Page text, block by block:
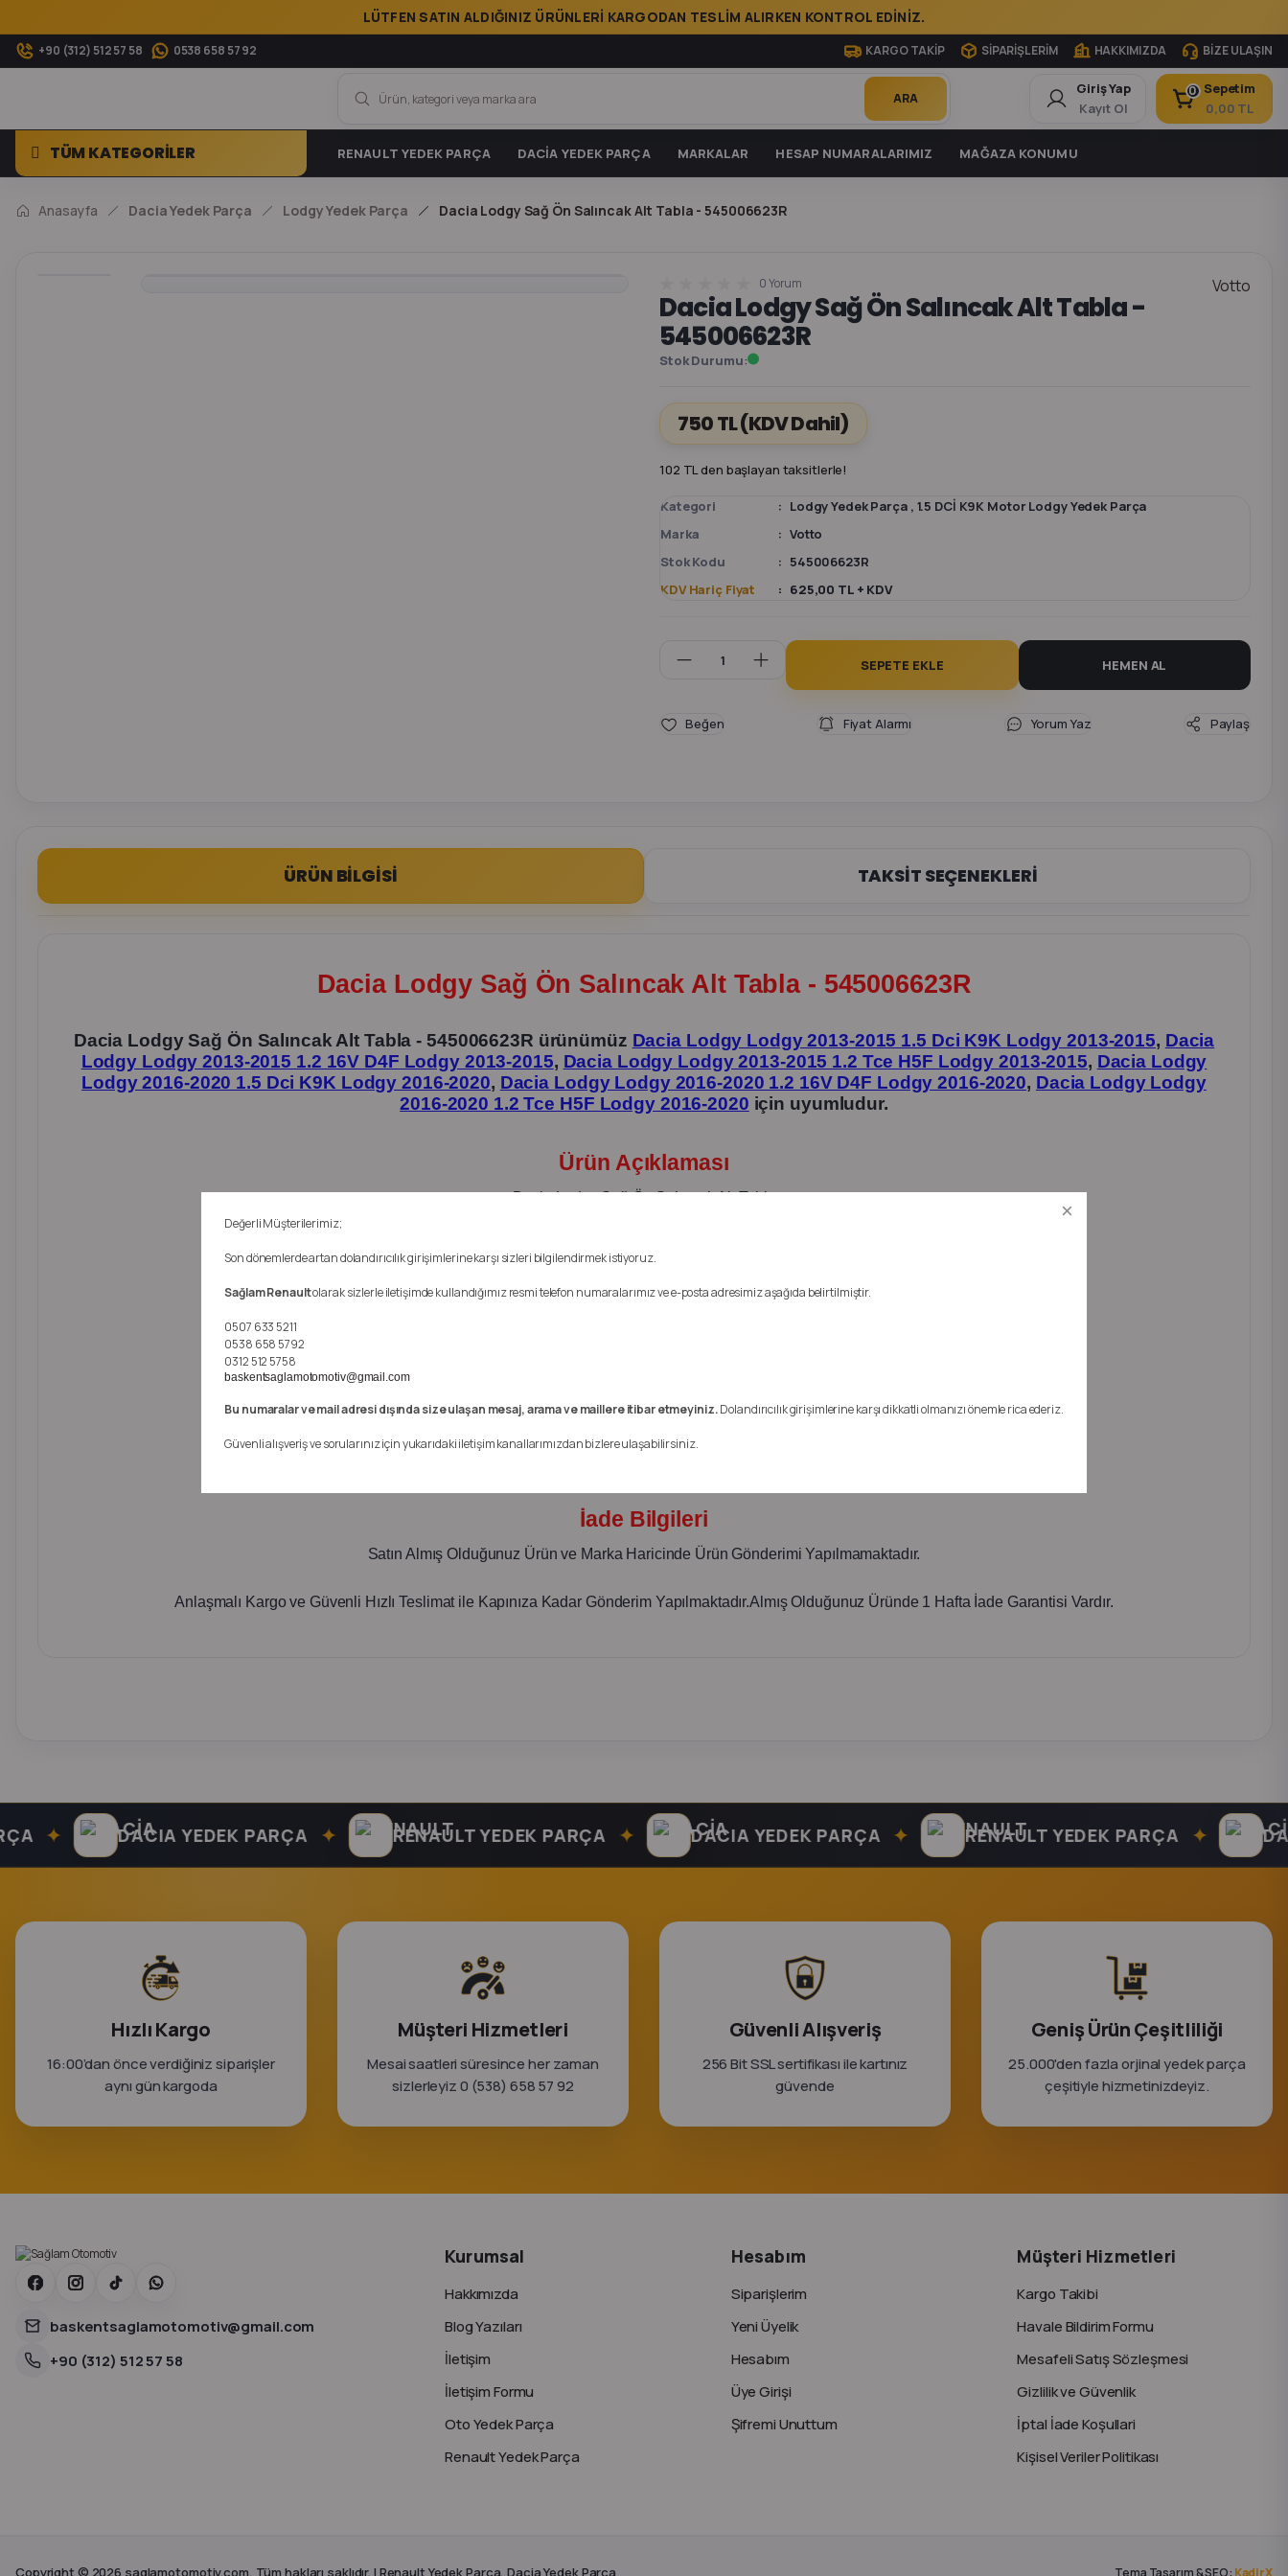
LÜTFEN SATIN ALDIĞINIZ ÜRÜNLERİ KARGODAN TESLİM ALIRKEN KONTROL EDİNİZ.
+90 (312) 512 57 58 0538 658 57 92 KARGO TAKİP SİPARİŞLERİM HAKKIMIZDA BİZE ULAŞIN
ARA
Giriş Yap
Kayıt Ol
0 Sepetim
0,00 TL
TÜM KATEGORİLER RENAULT YEDEK PARÇA DACİA YEDEK PARÇA MARKALAR HESAP NUMARALARIMIZ MAĞAZA KONUMU
Anasayfa Dacia Yedek Parça Lodgy Yedek Parça Dacia Lodgy Sağ Ön Salıncak Alt Tabla - 545006623R
0 Yorum
Dacia Lodgy Sağ Ön Salıncak Alt Tabla -
545006623R
Stok Durumu
Votto
750 TL(KDV Dahil)
102 TL den başlayan taksitlerle!
Kategori Lodgy Yedek Parça , 1.5 DCİ K9K Motor Lodgy Yedek Parça
Marka
Votto
Stok Kodu
545006623R
KDV Hariç Fiyat
625,00 TL + KDV
SEPETE EKLE HEMEN AL
Fiyat Alarmı Yorum Yaz Paylaş
ÜRÜN BİLGİSİ TAKSİT SEÇENEKLERİ
Dacia Lodgy Sağ Ön Salıncak Alt Tabla - 545006623R
Dacia Lodgy Sağ Ön Salıncak Alt Tabla - 545006623R ürünümüz Dacia Lodgy Lodgy 2013-2015 1.5 Dci K9K Lodgy 2013-2015, Dacia
Lodgy Lodgy 2013-2015 1.2 16V D4F Lodgy 2013-2015, Dacia Lodgy Lodgy 2013-2015 1.2 Tce H5F Lodgy 2013-2015, Dacia Lodgy
Lodgy 2016-2020 1.5 Dci K9K Lodgy 2016-2020, Dacia Lodgy Lodgy 2016-2020 1.2 16V D4F Lodgy 2016-2020, Dacia Lodgy Lodgy
2016-2020 1.2 Tce H5F Lodgy 2016-2020 için uyumludur.
Ürün Açıklaması
Dacia Lodgy Sağ Ön Salıncak Alt Tabla
Ürün İthal Markadır
İade Bilgileri
Satın Almış Olduğunuz Ürün ve Marka Haricinde Ürün Gönderimi Yapılmamaktadır.
Anlaşmalı Kargo ve Güvenli Hızlı Teslimat ile Kapınıza Kadar Gönderim Yapılmaktadır.Almış Olduğunuz Üründe 1 Hafta İade Garantisi Vardır.
DACIA YEDEK PARÇA ✦ RENAULT YEDEK PARÇA ✦ DACIA YEDEK PARÇA ✦ RENAULT YEDEK PARÇA ✦ DACIA
Hızlı Kargo
16:00’dan önce verdiğiniz siparişler
aynı gün kargoda
Müşteri Hizmetleri
Mesai saatleri süresince her zaman
sizlerleyiz 0 (538) 658 57 92
Güvenli Alışveriş
256 Bit SSL sertifikası ile kartınız
güvende
Geniş Ürün Çeşitliliği
25.000'den fazla orjinal yedek parça
çeşitiyle hizmetinizdeyiz.
baskentsaglamotomotiv@gmail.com
+90 (312) 512 57 58
Kurumsal
Hakkımızda
Blog Yazıları
İletişim
İletişim Formu
Oto Yedek Parça
Renault Yedek Parça
Hesabım
Siparişlerim
Yeni Üyelik
Hesabım
Üye Girişi
Şifremi Unuttum
Müşteri Hizmetleri
Kargo Takibi
Havale Bildirim Formu
Mesafeli Satış Sözleşmesi
Gizlilik ve Güvenlik
İptal İade Koşullari
Kişisel Veriler Politikası
Copyright © 2026 saglamotomotiv.com, Tüm hakları saklıdır. | Renault Yedek Parça, Dacia Yedek Parça Tema Tasarım & SEO: KadirX
Değerli Müşterilerimiz;
Son dönemlerde artan dolandırıcılık girişimlerine karşı sizleri bilgilendirmek istiyoruz.
Sağlam Renaultolarak sizlerle iletişimde kullandığımız resmi telefon numaralarımız ve e-posta adresimiz aşağıda belirtilmiştir.
0507 633 5211
0538 658 5792
0312 512 5758
baskentsaglamotomotiv@gmail.com
Bu numaralar ve mail adresi dışında size ulaşan mesaj, arama ve maillere itibar etmeyiniz.Dolandırıcılık girişimlerine karşı dikkatli olmanızı önemle rica ederiz.
Güvenli alışveriş ve sorularınız için yukarıdaki iletişim kanallarımızdan bizlere ulaşabilirsiniz.